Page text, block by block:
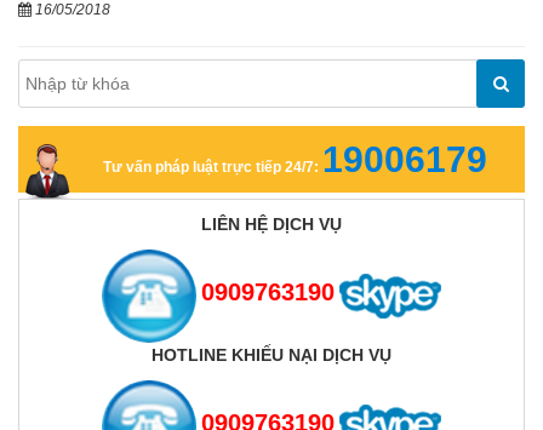
16/05/2018
Tư vấn pháp luật trực tiếp 24/7: 19006179
LIÊN HỆ DỊCH VỤ
0909763190
HOTLINE KHIẾU NẠI DỊCH VỤ
0909763190